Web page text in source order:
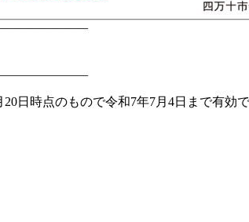
日時点のもので令和7年7月4日まで有効で